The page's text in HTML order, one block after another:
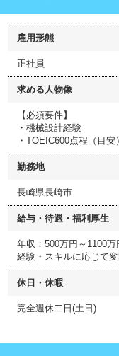
雇用形態
正社員
求める人物像
【必須要件】
・機械設計経験
・TOEIC600点程（目安
勤務地
長崎県長崎市
給与・待遇・福利厚生
年収：500万円～1100万
経験・スキルに応じて
休日・休暇
完全週休二日(土日)